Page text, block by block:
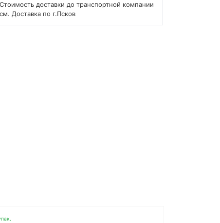
Стоимость доставки до транспортной компании
см. Доставка по г.Псков